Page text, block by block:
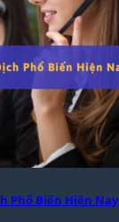
Phổ Biến Hiện Nay